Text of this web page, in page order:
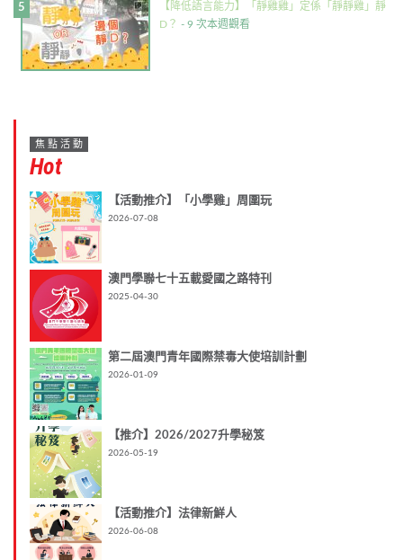
【降低語言能力】「靜雞雞」定係「靜靜雞」靜
D？ - 9 次本週觀看
焦點活動
Hot
【活動推介】「小學雞」周圍玩
2026-07-08
澳門學聯七十五載愛國之路特刊
2025-04-30
第二屆澳門青年國際禁毒大使培訓計劃
2026-01-09
【推介】2026/2027升學秘笈
2026-05-19
【活動推介】法律新鮮人
2026-06-08